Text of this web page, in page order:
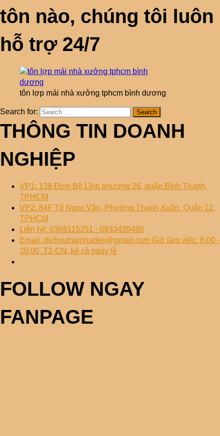
tôn nào, chúng tôi luôn
hỗ trợ 24/7
tôn lợp mái nhà xưởng tphcm bình dương
Search for:
THÔNG TIN DOANH
NGHIỆP
VP1: 139 Đinh Bộ Lĩnh phường 26, quận Bình Thạnh,
TPHCM
VP2: 84F Tô Ngọc Vân, Phường Thạnh Xuân, Quận 12,
TPHCM
Liên hệ: 0368115251 - 0933439498
Email: dichvumainhadep@gmail.com Giờ làm việc: 8:00 -
20:00, T2-CN, kể cả ngày lễ
FOLLOW NGAY
FANPAGE